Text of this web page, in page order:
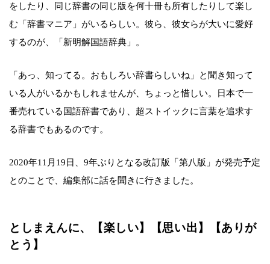
をしたり、同じ辞書の同じ版を何十冊も所有したりして楽し
む「辞書マニア」がいるらしい。彼ら、彼女らが大いに愛好
するのが、「新明解国語辞典」。
「あっ、知ってる。おもしろい辞書らしいね」と聞き知って
いる人がいるかもしれませんが、ちょっと惜しい。日本で一
番売れている国語辞書であり、超ストイックに言葉を追求す
る辞書でもあるのです。
2020年11月19日、9年ぶりとなる改訂版「第八版」が発売予定
とのことで、編集部に話を聞きに行きました。
としまえんに、【楽しい】【思い出】【ありが
とう】